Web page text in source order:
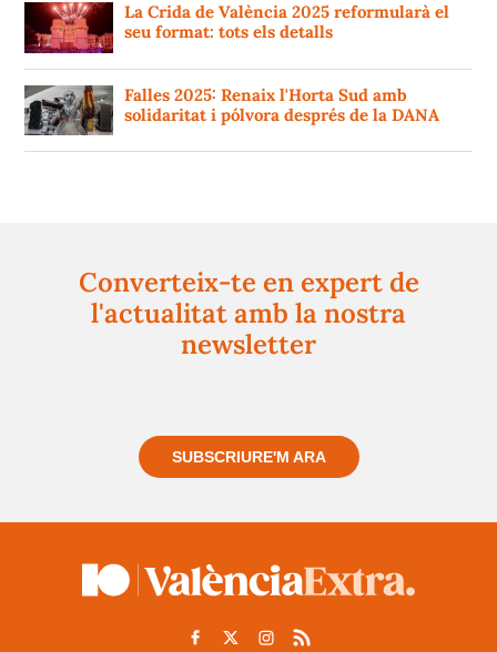
La Crida de València 2025 reformularà el
seu format: tots els detalls
Falles 2025: Renaix l'Horta Sud amb
solidaritat i pólvora després de la DANA
Converteix-te en expert de
l'actualitat amb la nostra
newsletter
SUBSCRIURE'M ARA